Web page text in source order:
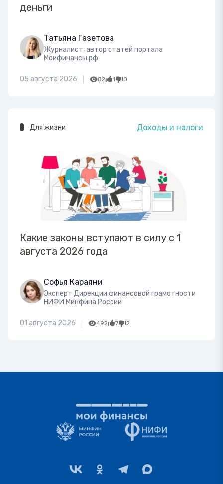
деньги
Татьяна Газетова
Журналист, автор статей портала
Моифинансы.рф
05 августа 2026 82 1 0
Для жизни Доходы и налоги
Какие законы вступают в силу с 1
августа 2026 года
Софья Караяни
Эксперт Дирекции финансовой грамотности
НИФИ Минфина России
01 августа 2026 492 7 2